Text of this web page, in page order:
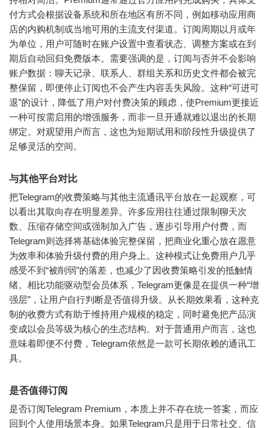
付方式会根据设备系统和所在地区有所不同，例如移动应用商
店的内购机制或当地可用的主流支付渠道。订阅周期以月或年
为单位，用户可随时在账户设置中查看状态、调整方案或在到
期后自动回归免费版本。需要强调的是，订阅与否并不会影响
账户数据：聊天记录、联系人、群组关系和历史文件都会被完
整保留，即便停止订阅也不会产生内容丢失风险。这种“可进可
退”的设计，降低了用户对付费决策的顾虑，使Premium更接近
一种可按需启用的增强服务，而非一旦开通就难以退出的长期
绑定。对观望用户而言，这也为短期试用和阶段性升级提供了
足够灵活的空间。
与其他平台对比
把Telegram的收费策略与其他主流通讯平台放在一起观察，可
以看出其取向存在明显差异。许多应用往往通过限制聊天次
数、压缩存储空间或强制加入广告，逐步引导用户付费，而
Telegram则选择将基础体验完整保留，把商业化重心放在愿意
为效率和体验升级付费的用户身上。这种模式让免费用户几乎
感受不到“被削弱”的落差，也减少了因收费策略引发的抵触情
绪。相比功能驱动型会员体系，Telegram更像是在提供一种“增
强层”，让用户自行判断是否值得升级。从长期效果看，这种克
制的收费方式有助于维持用户规模的稳定，同时避免把产品演
变成以会员等级为核心的生态结构。对于普通用户而言，这也
意味着即便不付费，Telegram依然是一款可长期依赖的通讯工
具。
是否值得订阅
是否订阅Telegram Premium，本质上并不存在统一答案，而应
回到个人使用场景本身。如果Telegram只是用于日常社交、信